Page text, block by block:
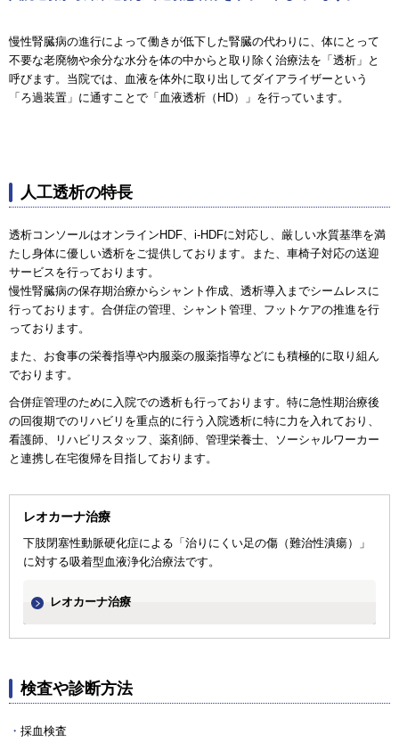
慢性腎臓病の進行によって働きが低下した腎臓の代わりに、体にとって
不要な老廃物や余分な水分を体の中からと取り除く治療法を「透析」と
呼びます。当院では、血液を体外に取り出してダイアライザーという
「ろ過装置」に通すことで「血液透析（HD）」を行っています。
人工透析の特長
透析コンソールはオンラインHDF、i-HDFに対応し、厳しい水質基準を満
たし身体に優しい透析をご提供しております。また、車椅子対応の送迎
サービスを行っております。
慢性腎臓病の保存期治療からシャント作成、透析導入までシームレスに
行っております。合併症の管理、シャント管理、フットケアの推進を行
っております。
また、お食事の栄養指導や内服薬の服薬指導などにも積極的に取り組ん
でおります。
合併症管理のために入院での透析も行っております。特に急性期治療後
の回復期でのリハビリを重点的に行う入院透析に特に力を入れており、
看護師、リハビリスタッフ、薬剤師、管理栄養士、ソーシャルワーカー
と連携し在宅復帰を目指しております。
レオカーナ治療
下肢閉塞性動脈硬化症による「治りにくい足の傷（難治性潰瘍）」
に対する吸着型血液浄化治療法です。
レオカーナ治療
検査や診断方法
採血検査